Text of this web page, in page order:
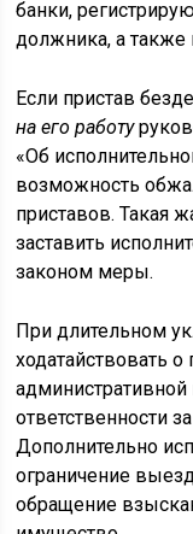
банки,
должника, а также
Если пристав
на его работу
«Об
возможность
приставов. Такая
заставить
законом меры.
При длительном
ходатайствовать
ответственности
Дополнительно
ограничение
обращение